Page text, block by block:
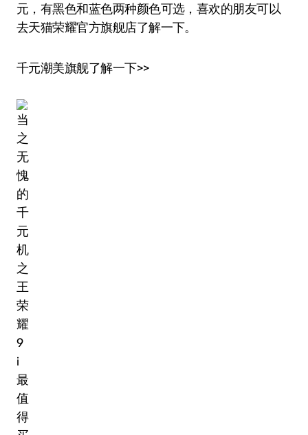
元，有黑色和蓝色两种颜色可选，喜欢的朋友可以
去天猫荣耀官方旗舰店了解一下。
千元潮美旗舰了解一下>>